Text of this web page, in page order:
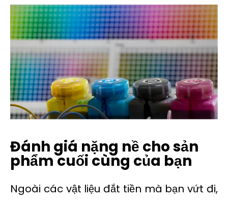
Đánh giá nặng nề cho sản
phẩm cuối cùng của bạn
Ngoài các vật liệu đắt tiền mà bạn vứt đi,